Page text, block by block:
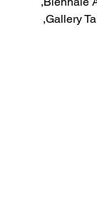
גלריית מרחב אומנות, Gallery TaLis,